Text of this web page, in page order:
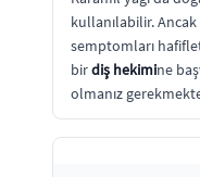
kullanılabilir.
semptomları
birdiş hekimine
olmanız